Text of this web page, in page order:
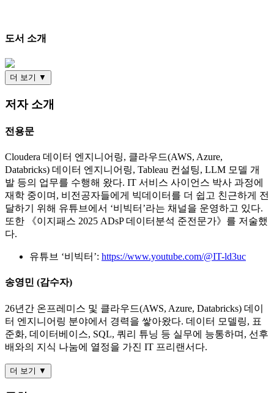
도서 소개
더 보기 ▼
저자 소개
전용문
Cloudera 데이터 엔지니어링, 클라우드(AWS, Azure,
Databricks) 데이터 엔지니어링, Tableau 컨설팅, LLM 모델 개
발 등의 업무를 수행해 왔다. IT 서비스 사이언스 박사 과정에
재학 중이며, 비전공자들에게 빅데이터를 더 쉽고 친근하게 전
달하기 위해 유튜브에서 ‘비빅터’라는 채널을 운영하고 있다.
또한 《이지패스 2025 ADsP 데이터분석 준전문가》를 저술했
다.
유튜브 ‘비빅터’: https://www.youtube.com/@IT-ld3uc
송영민 (감수자)
26년간 온프레미스 및 클라우드(AWS, Azure, Databricks) 데이
터 엔지니어링 분야에서 경력을 쌓아왔다. 데이터 모델링, 표
준화, 데이터베이스, SQL, 쿼리 튜닝 등 실무에 능통하며, 선후
배와의 지식 나눔에 열정을 가진 IT 프리랜서다.
더 보기 ▼